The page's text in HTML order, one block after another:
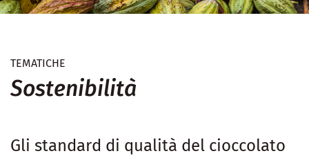
TEMATICHE
Sostenibilità
Gli standard di qualità del cioccolato